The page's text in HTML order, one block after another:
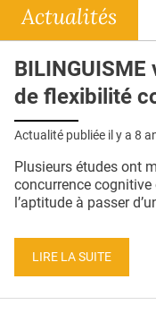
DOSSIERS
RÉSEAUX
E-REVUE SAD
QUI SOMMES-NOUS ?
CONDITIONS GÉNÉRALES
Actualités
BILINGUISME
de flexibilité
Actualité publiée il y a 8
Plusieurs études ont
concurrence cognitive
l’aptitude à passer
LIRE LA SUITE